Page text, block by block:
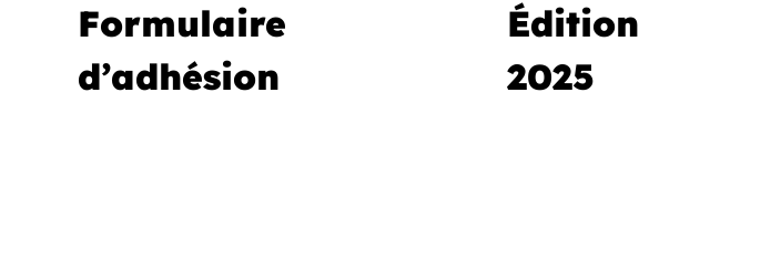
Formulaire
d’adhésion
Édition
2025